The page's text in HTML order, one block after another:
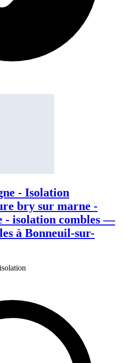
- Isolation
bry sur marne -
- isolation combles —
à Bonneuil-sur-